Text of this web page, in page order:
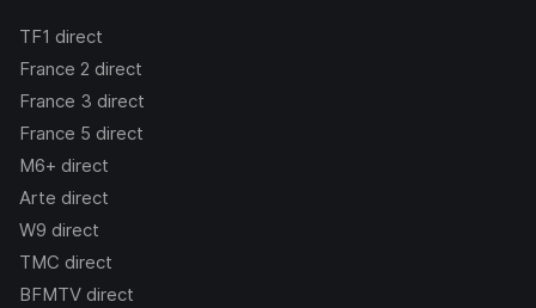
TF1 direct
France 2 direct
France 3 direct
France 5 direct
M6+ direct
Arte direct
W9 direct
TMC direct
BFMTV direct